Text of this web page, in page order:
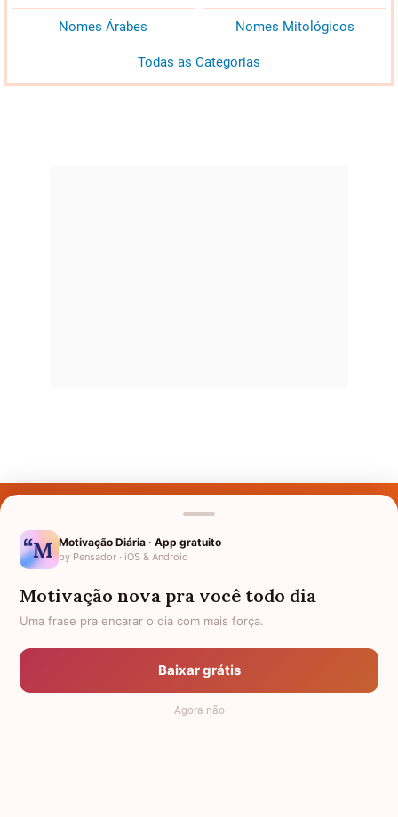
Nomes Árabes Nomes Mitológicos
Todas as Categorias
Nomes pelo Mundo
Política de Privacidade
Anuncie
Termos de Uso
Motivação Diária · App gratuito
by Pensador · iOS & Android
Motivação nova pra você todo dia
Uma frase pra encarar o dia com mais força.
Baixar grátis
Agora não